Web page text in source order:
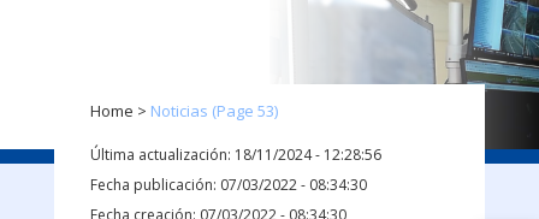
Home > Noticias (Page 53)
Última actualización: 18/11/2024 - 12:28:56
Fecha publicación: 07/03/2022 - 08:34:30